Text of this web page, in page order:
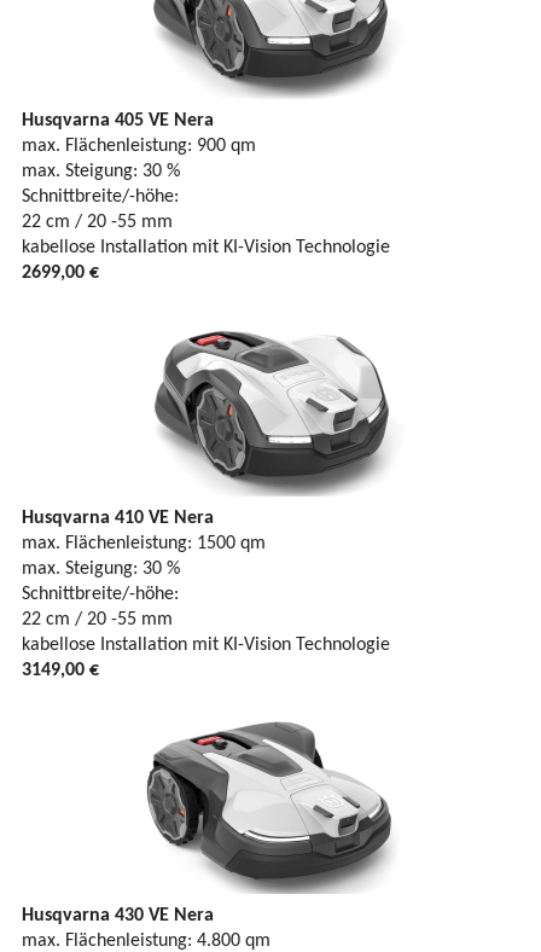
Husqvarna 405 VE Nera
max. Flächenleistung: 900 qm
max. Steigung: 30 %
Schnittbreite/-höhe:
22 cm / 20 -55 mm
kabellose Installation mit KI-Vision Technologie
2699,00 €
Husqvarna 410 VE Nera
max. Flächenleistung: 1500 qm
max. Steigung: 30 %
Schnittbreite/-höhe:
22 cm / 20 -55 mm
kabellose Installation mit KI-Vision Technologie
3149,00 €
Husqvarna 430 VE Nera
max. Flächenleistung: 4.800 qm